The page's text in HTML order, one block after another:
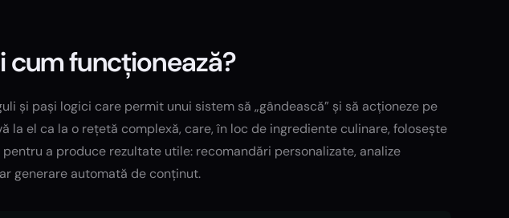
cum funcționează?
și pași logici care permit unui sistem să „gândească” și să acționeze pe
la el ca la o rețetă complexă, care, în loc de ingrediente culinare, folosește
a produce rezultate utile: recomandări personalizate, analize
generare automată de conținut.